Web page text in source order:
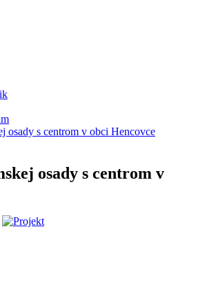
osady s centrom v obci Hencovce
osady s centrom v